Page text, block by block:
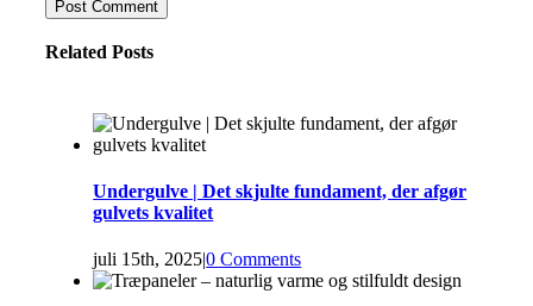
Related Posts
Undergulve | Det skjulte fundament, der afgør
gulvets kvalitet
juli 15th, 2025|0 Comments